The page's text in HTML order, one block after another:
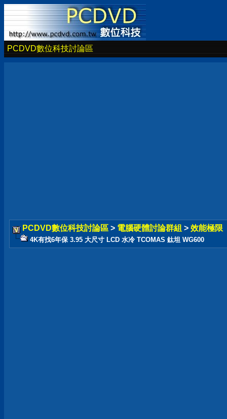
PCDVD數位科技討論區
PCDVD數位科技討論區 > 電腦硬體討論群組 > 效能極限
4K有找6年保 3.95 大尺寸 LCD 水冷 TCOMAS 鈦坦 WG600